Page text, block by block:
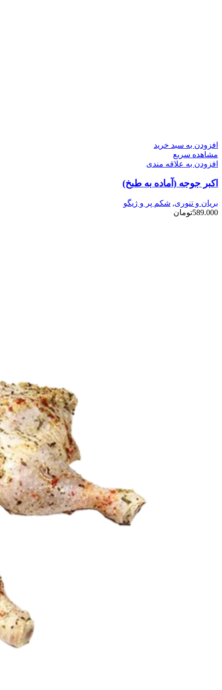
افزودن به سبد خرید
مشاهده سریع
افزودن به علاقه مندی
اکبر جوجه (آماده به طبخ)
بریان و تنوری, شکم پر و ژیگو
589.000تومان